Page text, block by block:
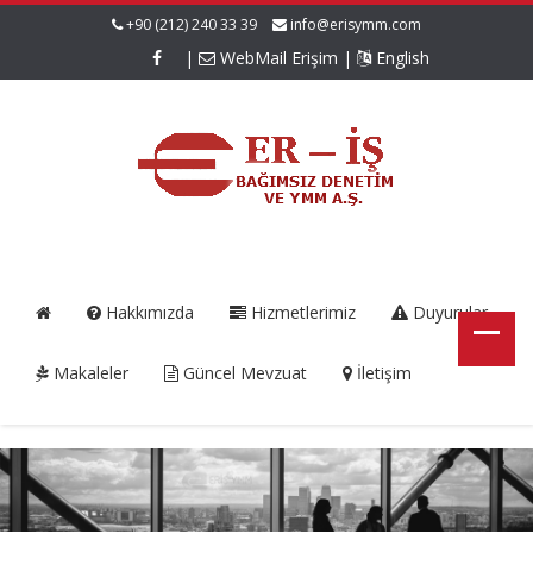
+90 (212) 240 33 39 info@erisymm.com
| WebMail Erişim | English
Hakkımızda Hizmetlerimiz Duyurular
Makaleler Güncel Mevzuat İletişim